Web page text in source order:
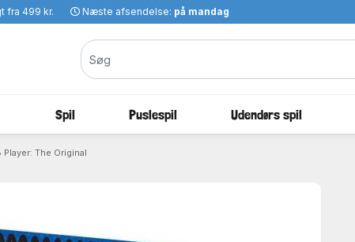
fra 499 kr. Næste afsendelse: på mandag
Spil Puslespil Udendørs spil
The Original